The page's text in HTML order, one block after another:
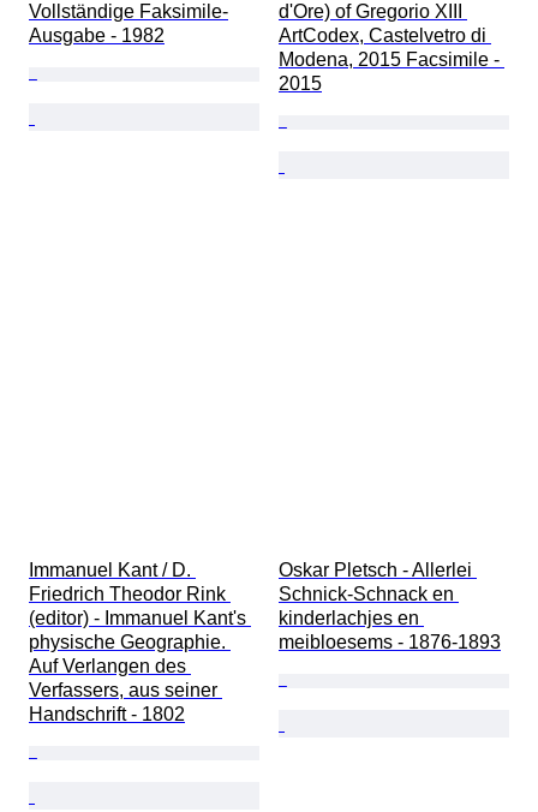
Vollständige Faksimile-
Ausgabe - 1982
d'Ore) of Gregorio XIII
ArtCodex, Castelvetro di
Modena, 2015 Facsimile -
2015
Immanuel Kant / D.
Friedrich Theodor Rink
(editor) - Immanuel Kant's
physische Geographie.
Auf Verlangen des
Verfassers, aus seiner
Handschrift - 1802
Oskar Pletsch - Allerlei
Schnick-Schnack en
kinderlachjes en
meibloesems - 1876-1893